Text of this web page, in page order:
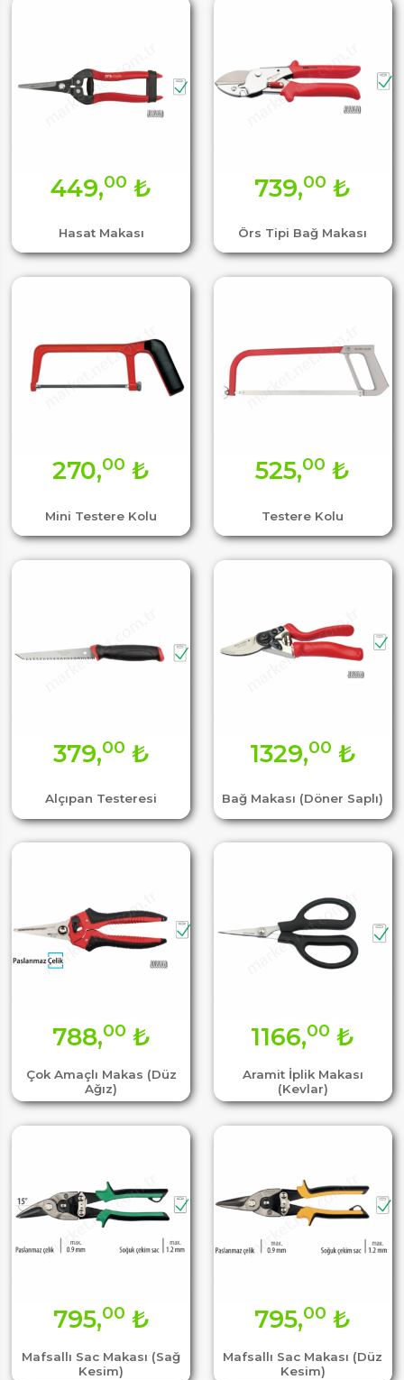
Hasat Makası
449,00 ₺
Örs Tipi Bağ Makası
739,00 ₺
Mini Testere Kolu
270,00 ₺
Testere Kolu
525,00 ₺
Alçıpan Testeresi
379,00 ₺
Bağ Makası (Döner Saplı)
1329,00 ₺
Çok Amaçlı Makas (Düz
Ağız)
788,00 ₺
Aramit İplik Makası
(Kevlar)
1166,00 ₺
Mafsallı Sac Makası (Sağ
Kesim)
795,00 ₺
Mafsallı Sac Makası (Düz
Kesim)
795,00 ₺